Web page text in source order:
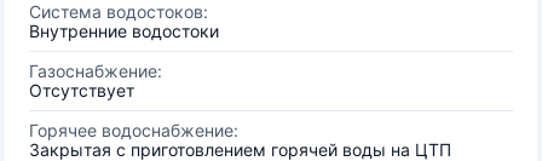
Система водостоков:
Внутренние водостоки
Газоснабжение:
Отсутствует
Горячее водоснабжение:
Закрытая с приготовлением горячей воды на ЦТП